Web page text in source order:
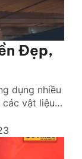
Đẹp,
dụng nhiều
vật liệu
sơn. Để